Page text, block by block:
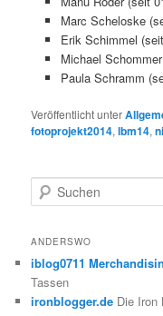
Marc Scheloske
Erik Schimmel
Michael
Paula Schramm
Veröffentlicht unter
fotoprojekt2014,lbm14,
u
h
n
ANDERSWO
iblog0711
Tassen
ironblogger.de Die Iron